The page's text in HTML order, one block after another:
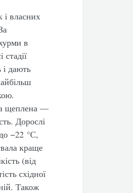
і власних
в
і дають
а щеплена —
Дорослі
−22 °С,
краще
(від
східної
Також